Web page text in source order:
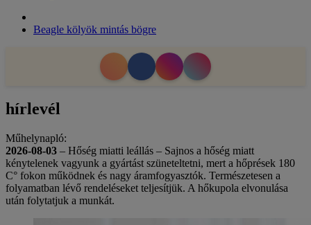
Beagle kölyök mintás bögre
hírlevél
Műhelynapló:
2026-08-03 – Hőség miatti leállás – Sajnos a hőség miatt
kénytelenek vagyunk a gyártást szüneteltetni, mert a hőprések 180
C° fokon működnek és nagy áramfogyasztók. Természetesen a
folyamatban lévő rendeléseket teljesítjük. A hőkupola elvonulása
után folytatjuk a munkát.